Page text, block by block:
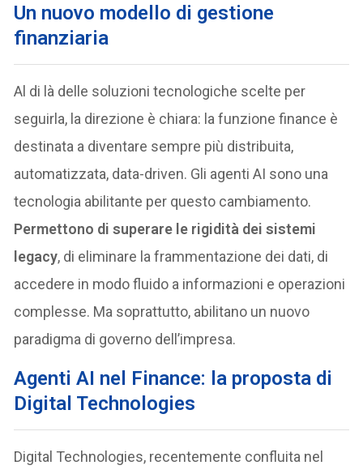
Un nuovo modello di gestione
finanziaria
Al di là delle soluzioni tecnologiche scelte per
seguirla, la direzione è chiara: la funzione finance è
destinata a diventare sempre più distribuita,
automatizzata, data-driven. Gli agenti AI sono una
tecnologia abilitante per questo cambiamento.
Permettono di superare le rigidità dei sistemi
legacy, di eliminare la frammentazione dei dati, di
accedere in modo fluido a informazioni e operazioni
complesse. Ma soprattutto, abilitano un nuovo
paradigma di governo dell’impresa.
Agenti AI nel Finance: la proposta di
Digital Technologies
Digital Technologies, recentemente confluita nel